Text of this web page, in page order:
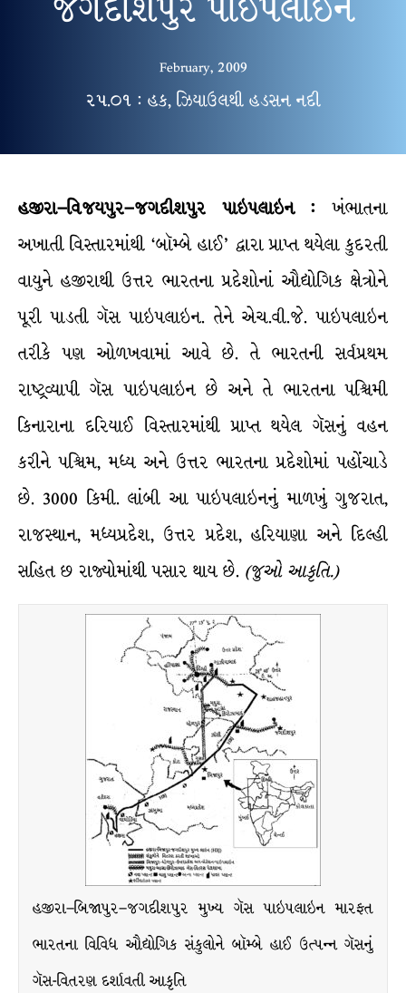
February, 2009
૨૫.૦૧ : હક, ઝિયાઉલથી હડસન નદી
હજીરા–વિજયપુર–જગદીશપુર પાઇપલાઇન : ખંભાતના
અખાતી વિસ્તારમાંથી ‘બૉમ્બે હાઈ’ દ્વારા પ્રાપ્ત થયેલા કુદરતી
વાયુને હજીરાથી ઉત્તર ભારતના પ્રદેશોનાં ઔદ્યોગિક ક્ષેત્રોને
પૂરી પાડતી ગૅસ પાઇપલાઇન. તેને એચ.વી.જે. પાઇપલાઇન
તરીકે પણ ઓળખવામાં આવે છે. તે ભારતની સર્વપ્રથમ
રાષ્ટ્રવ્યાપી ગૅસ પાઇપલાઇન છે અને તે ભારતના પશ્ચિમી
કિનારાના દરિયાઈ વિસ્તારમાંથી પ્રાપ્ત થયેલ ગૅસનું વહન
કરીને પશ્ચિમ, મધ્ય અને ઉત્તર ભારતના પ્રદેશોમાં પહોંચાડે
છે. 3000 કિમી. લાંબી આ પાઇપલાઇનનું માળખું ગુજરાત,
રાજસ્થાન, મધ્યપ્રદેશ, ઉત્તર પ્રદેશ, હરિયાણા અને દિલ્હી
સહિત છ રાજ્યોમાંથી પસાર થાય છે. (જુઓ આકૃતિ.)
હજીરા–બિજાપુર–જગદીશપુર મુખ્ય ગૅસ પાઇપલાઇન મારફત
ભારતના વિવિધ ઔદ્યોગિક સંકુલોને બૉમ્બે હાઈ ઉત્પન્ન ગૅસનું
ગૅસ-વિતરણ દર્શાવતી આકૃતિ